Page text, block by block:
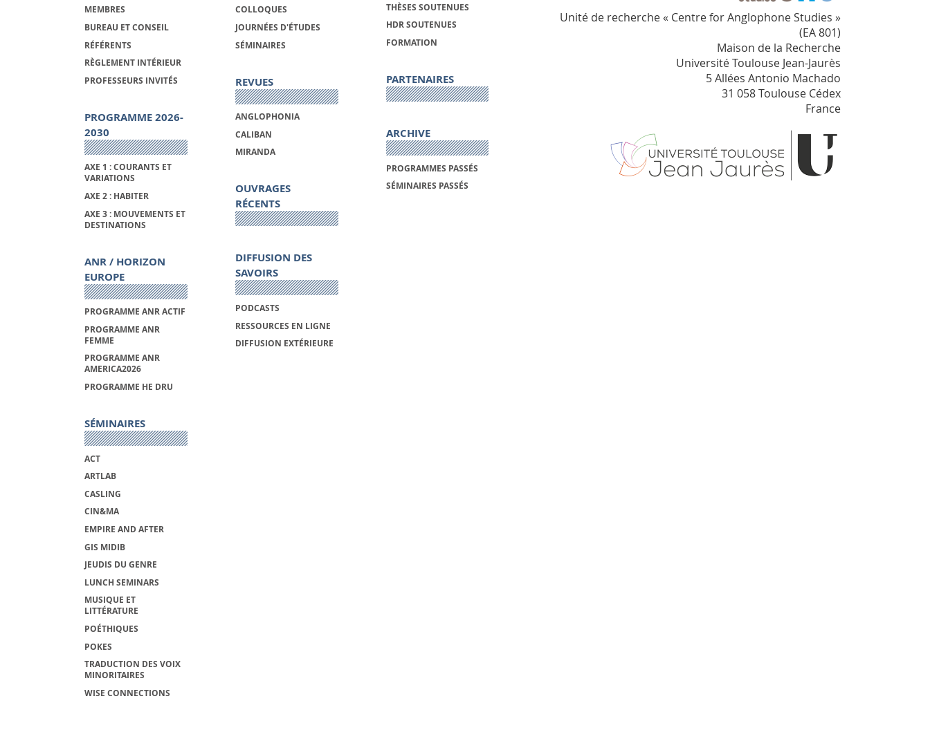
MEMBRES
BUREAU ET CONSEIL
RÉFÉRENTS
RÈGLEMENT INTÉRIEUR
PROFESSEURS INVITÉS
PROGRAMME 2026-
2030
AXE 1 : COURANTS ET
VARIATIONS
AXE 2 : HABITER
AXE 3 : MOUVEMENTS ET
DESTINATIONS
ANR / HORIZON
EUROPE
PROGRAMME ANR ACTIF
PROGRAMME ANR
FEMME
PROGRAMME ANR
AMERICA2026
PROGRAMME HE DRU
SÉMINAIRES
ACT
ARTLAB
CASLING
CIN&MA
EMPIRE AND AFTER
GIS MIDIB
JEUDIS DU GENRE
LUNCH SEMINARS
MUSIQUE ET
LITTÉRATURE
POÉTHIQUES
POKES
TRADUCTION DES VOIX
MINORITAIRES
WISE CONNECTIONS
COLLOQUES
JOURNÉES D'ÉTUDES
SÉMINAIRES
REVUES
ANGLOPHONIA
CALIBAN
MIRANDA
OUVRAGES
RÉCENTS
DIFFUSION DES
SAVOIRS
PODCASTS
RESSOURCES EN LIGNE
DIFFUSION EXTÉRIEURE
THÈSES SOUTENUES
HDR SOUTENUES
FORMATION
PARTENAIRES
ARCHIVE
PROGRAMMES PASSÉS
SÉMINAIRES PASSÉS
Unité de recherche « Centre for Anglophone Studies »
(EA 801)
Maison de la Recherche
Université Toulouse Jean-Jaurès
5 Allées Antonio Machado
31 058 Toulouse Cédex
France